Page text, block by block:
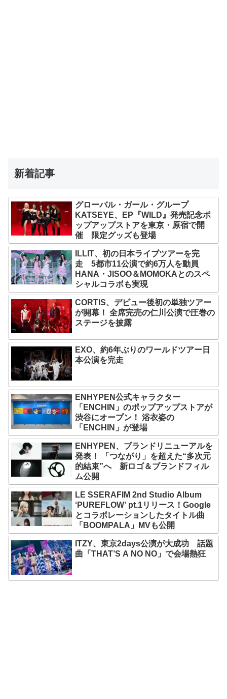
新着記事
グローバル・ガール・グループ
KATSEYE、EP『WILD』発売記念ポ
ップアップストアを東京・原宿で開
催 限定グッズも登場
ILLIT、初の日本ライブツアーを完
走 5都市11公演で約6万人を動員
HANA・JISOO＆MOMOKAとのスペ
シャルコラボも実現
CORTIS、デビュー後初の単独ツアー
が開幕！ 全席完売の仁川公演で圧巻の
ステージを披露
EXO、約6年ぶりのワールドツアー日
本公演を完走
ENHYPEN公式キャラクター
「ENCHIN」のポップアップストアが
渋谷にオープン！ 浴衣姿の
「ENCHIN」が登場
ENHYPEN、ブランドリニューアルを
発表！ 「つながり」を超えた“多次元
的結束”へ 新ロゴ＆ブランドフィル
ム公開
LE SSERAFIM 2nd Studio Album
‘PUREFLOW’ pt.1リリース！Google
とコラボレーションしたタイトル曲
「BOOMPALA」MVも公開
ITZY、東京2days公演が大成功 話題
曲「THAT’S A NO NO」で会場熱狂